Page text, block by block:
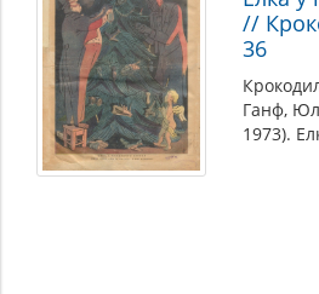
//
36
Ганф,
1973).